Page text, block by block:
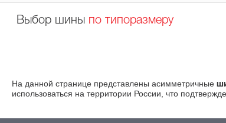
Выбор шины по типоразмеру
На данной странице представлены асимметричные
использоваться на территории России, что